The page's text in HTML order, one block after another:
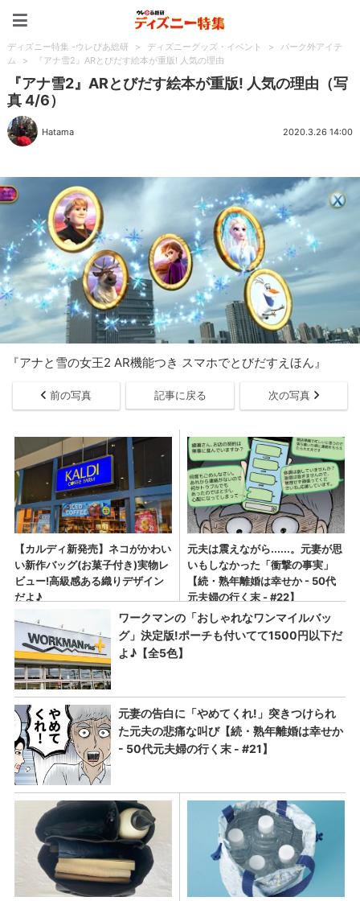
ディズニー特集 -ウレぴあ総研 > ディズニーグッズ・イベント >
パーク外アイテ
ム
> 『アナ雪2』ARとびだす絵本が重版! 人気の理由
『アナ雪2』ARとびだす絵本が重版! 人気の理由（写
真 4/6）
Hatama 2020.3.26 14:00
『アナと雪の女王2 AR機能つき スマホでとびだすえほん』
前の写真 記事に戻る 次の写真